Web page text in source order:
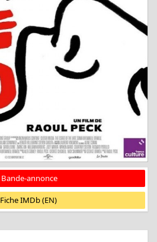
Bande-annonce
Fiche IMDb (EN)